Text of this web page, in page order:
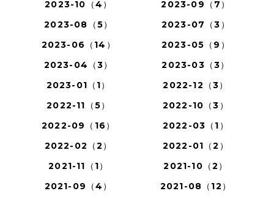
2023-10（4）
2023-09（7）
2023-08（5）
2023-07（3）
2023-06（14）
2023-05（9）
2023-04（3）
2023-03（3）
2023-01（1）
2022-12（3）
2022-11（5）
2022-10（3）
2022-09（16）
2022-03（1）
2022-02（2）
2022-01（2）
2021-11（1）
2021-10（2）
2021-09（4）
2021-08（12）